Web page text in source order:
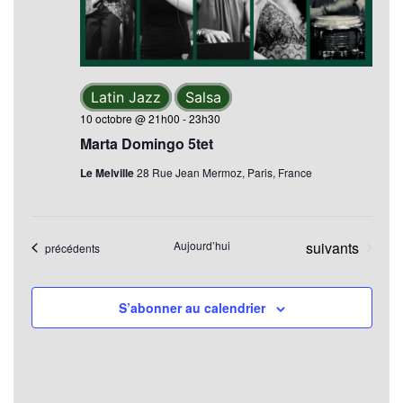
Marta Domingo 5tet
10 octobre @ 21h00 -23h30
Latin Jazz Salsa
Le Melville28 Rue Jean Mermoz, Paris, France
Évènements
précédents Aujourd’hui Évènements
suivants
S’abonner au calendrier